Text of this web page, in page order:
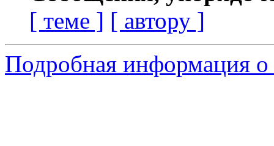
[ теме ] [ автору ]
Подробная информация о